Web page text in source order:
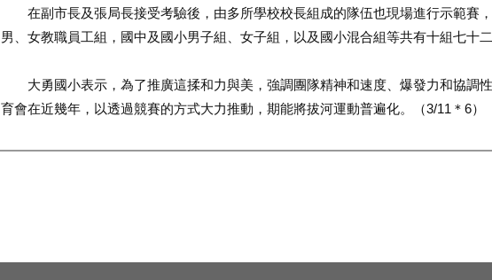
在副市長及張局長接受考驗後，由多所學校校長組成的隊伍也現場進行示範賽
男、女教職員工組，國中及國小男子組、女子組，以及國小混合組等共有十組七十
大勇國小表示，為了推廣這揉和力與美，強調團隊精神和速度、爆發力和協調
育會在近幾年，以透過競賽的方式大力推動，期能將拔河運動普遍化。（3/11＊6）